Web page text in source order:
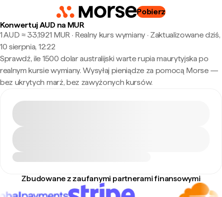
Pobierz
Konwertuj AUD na MUR
1 AUD ≈ 33,1921 MUR · Realny kurs wymiany· Zaktualizowane dziś,
10 sierpnia, 12:22
Sprawdź, ile 1500 dolar australijski warte rupia maurytyjska po
realnym kursie wymiany. Wysyłaj pieniądze za pomocą Morse —
bez ukrytych marż, bez zawyżonych kursów.
Zbudowane z zaufanymi partnerami finansowymi